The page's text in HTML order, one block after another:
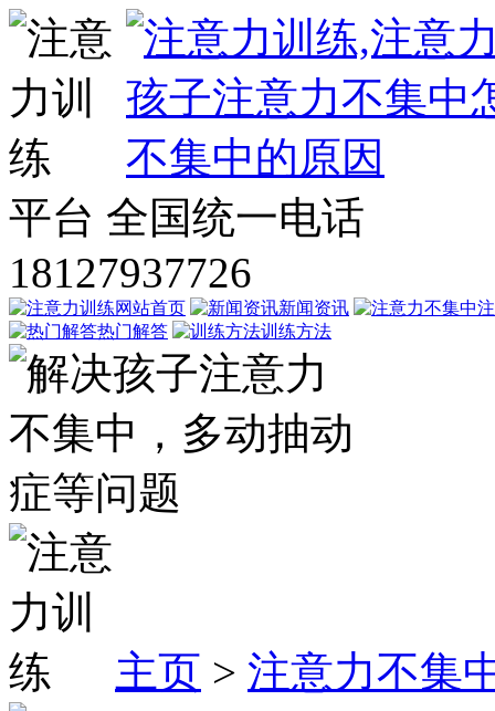
平台 全国统一电话
18127937726
网站首页 新闻资讯
热门解答
训练方法
主页 > 注意力不集